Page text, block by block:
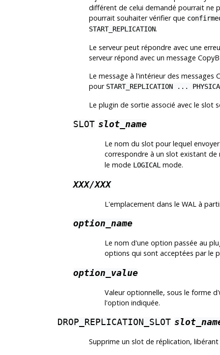
différent de celui demandé pourrait ne
pourrait souhaiter vérifier que
START_REPLICATION.
Le serveur peut répondre avec une
serveur répond avec un message
Le message à l'intérieur des
pour START_REPLICATION ...
Le plugin de sortie associé avec le slot
SLOT slot_name
Le nom du slot pour lequel
correspondre à un slot existant
le mode LOGICAL mode.
XXX/XXX
L'emplacement dans le WAL à
option_name
Le nom d'une option passée au
options qui sont acceptées par le
option_value
Valeur optionnelle, sous le forme
l'option indiquée.
DROP_REPLICATION_SLOT
Supprime un slot de réplication,